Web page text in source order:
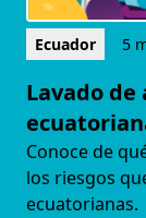
Ecuador 5
Lavado
Conoce de
los riesgos
ecuatorianas.